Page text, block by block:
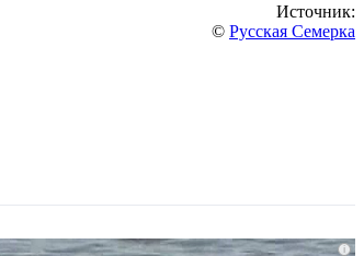
Источник:
© Русская Семерка
i